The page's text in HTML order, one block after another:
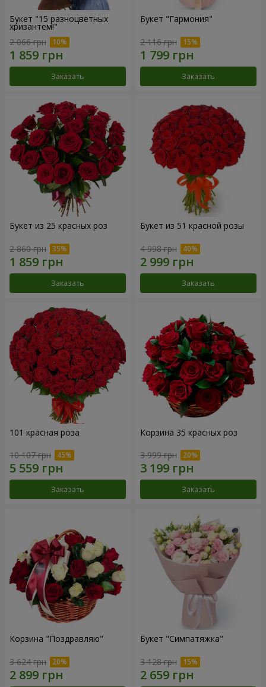
Букет "15 разноцветных
хризантем!"
2 066 грн
Заказать
Букет "Гармония"
2 116 грн
Заказать
Букет из 25 красных роз
2 860 грн
Заказать
Букет из 51 красной розы
4 998 грн
Заказать
101 красная роза
10 107 грн
Заказать
Корзина 35 красных роз
3 999 грн
Заказать
Корзина "Поздравляю"
3 624 грн
Букет "Симпатяжка"
3 128 грн